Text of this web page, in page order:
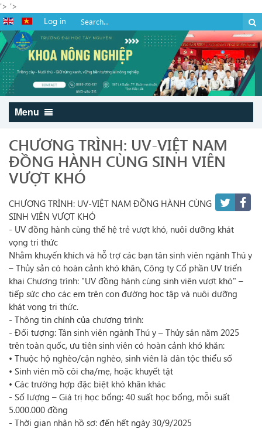
'> '>
Log in
Menu
CHƯƠNG TRÌNH: UV-VIỆT NAM
ĐỒNG HÀNH CÙNG SINH VIÊN
VƯỢT KHÓ
CHƯƠNG TRÌNH: UV-VIỆT NAM ĐỒNG HÀNH CÙNG
SINH VIÊN VƯỢT KHÓ
- UV đồng hành cùng thế hệ trẻ vượt khó, nuôi dưỡng khát
vọng tri thức
Nhằm khuyến khích và hỗ trợ các bạn tân sinh viên ngành Thú y
– Thủy sản có hoàn cảnh khó khăn, Công ty Cổ phần UV triển
khai Chương trình: "UV đồng hành cùng sinh viên vượt khó" –
tiếp sức cho các em trên con đường học tập và nuôi dưỡng
khát vọng tri thức.
- Thông tin chính của chương trình:
- Đối tượng: Tân sinh viên ngành Thú y – Thủy sản năm 2025
trên toàn quốc, ưu tiên sinh viên có hoàn cảnh khó khăn:
• Thuộc hộ nghèo/cận nghèo, sinh viên là dân tộc thiểu số
• Sinh viên mồ côi cha/mẹ, hoặc khuyết tật
• Các trường hợp đặc biệt khó khăn khác
- Số lượng – Giá trị học bổng: 40 suất học bổng, mỗi suất
5.000.000 đồng
- Thời gian nhận hồ sơ: đến hết ngày 30/9/2025